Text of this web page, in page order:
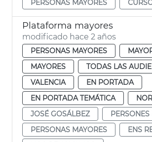
PERSONAS MAYORES
Plataforma mayores
modificado hace 2 años
PERSONAS MAYORES
MAYORES
TODAS LAS
VALENCIA
EN PORTADA
EN PORTADA TEMÁTICA
JOSÉ GOSÁLBEZ
PERSONAS MAYORES
ENS